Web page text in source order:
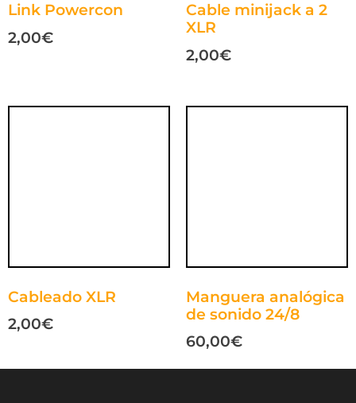
Link Powercon
2,00€
Cable minijack a 2
XLR
2,00€
Cableado XLR
2,00€
Manguera analógica
de sonido 24/8
60,00€